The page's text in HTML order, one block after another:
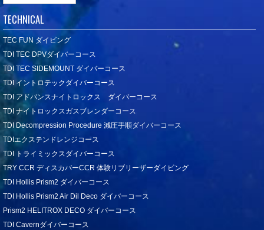
TECHNICAL
TEC FUN ダイビング
TDI TEC DPVダイバーコース
TDI TEC SIDEMOUNT ダイバーコース
TDI イントロテックダイバーコース
TDI アドバンスナイトロックス ダイバーコース
TDI ナイトロックスガスブレンダーコース
TDI Decompression Procedure 減圧手順ダイバーコース
TDIエクステンドレンジコース
TDI トライミックスダイバーコース
TRY CCR ディスカバーCCR 体験リブリーザーダイビング
TDI Hollis Prism2 ダイバーコース
TDI Hollis Prism2 Air Dil Deco ダイバーコース
Prism2 HELITROX DECO ダイバーコース
TDI Cavernダイバーコース